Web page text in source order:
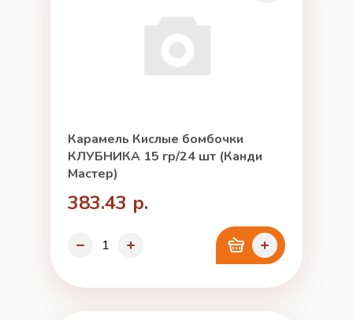
Карамель Кислые бомбочки
КЛУБНИКА 15 гр/24 шт (Канди
Мастер)
383.43 р.